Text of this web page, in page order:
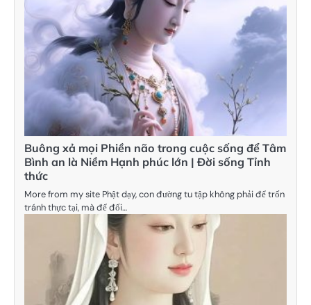
Buông xả mọi Phiền não trong cuộc sống để Tâm
Bình an là Niềm Hạnh phúc lớn | Đời sống Tỉnh
thức
More from my site Phật dạy, con đường tu tập không phải để trốn
tránh thực tại, mà để đối…